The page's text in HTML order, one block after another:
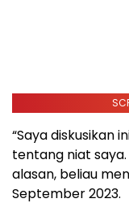
“Saya diskusikan
tentang niat
alasan, beliau
September 2023.